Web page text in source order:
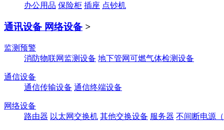
办公用品 保险柜 插座 点钞机
通讯设备 网络设备 >
监测预警
消防物联网监测设备 地下管网可燃气体检测设备
通信设备
通信传输设备 通信终端设备
网络设备
路由器 以太网交换机 其他交换设备 服务器 不间断电源